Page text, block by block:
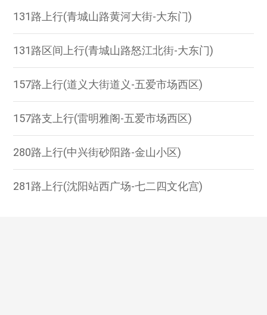
131路上行(青城山路黄河大街-大东门)
131路区间上行(青城山路怒江北街-大东门)
157路上行(道义大街道义-五爱市场西区)
157路支上行(雷明雅阁-五爱市场西区)
280路上行(中兴街砂阳路-金山小区)
281路上行(沈阳站西广场-七二四文化宫)